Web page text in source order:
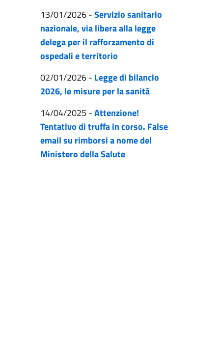
13/01/2026-Servizio sanitario
nazionale, via libera alla legge
delega per il rafforzamento di
ospedali e territorio
02/01/2026- Legge di bilancio
2026, le misure per la sanità
14/04/2025 -Attenzione!
Tentativo di truffa in corso. False
email su rimborsi a nome del
Ministero della Salute